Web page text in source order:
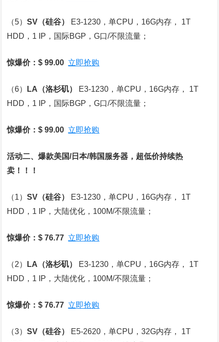
（5）SV （硅谷）
E3-1230，单CPU，16G内存， 1T
HDD，1 IP，国际BGP，G口/不限流量；
惊爆价：$ 99.00 立即抢购
（6） LA （洛杉矶）
E3-1230，单CPU，16G内存， 1T
HDD，1 IP，国际BGP，G口/不限流量；
惊爆价：$ 99.00 立即抢购
活动二、爆款美国/日本/韩国服务器，超低价持续热
卖！！！
（1）SV （硅谷）
E3-1230，单CPU，16G内存， 1T
HDD，1 IP，大陆优化，100M/不限流量；
惊爆价：$ 76.77 立即抢购
（2） LA （洛杉矶）
E3-1230，单CPU，16G内存， 1T
HDD，1 IP，大陆优化，100M/不限流量；
惊爆价：$ 76.77 立即抢购
（3）SV （硅谷）
E5-2620，单CPU，32G内存， 1T